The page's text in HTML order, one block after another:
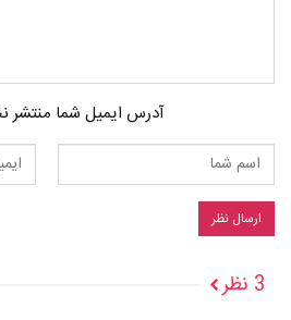
آدرس ایمیل شما منتشر
3 نظر